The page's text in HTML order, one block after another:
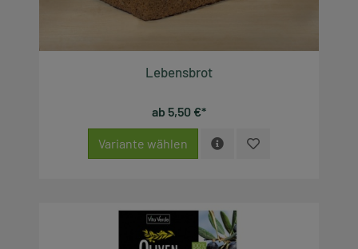
Lebensbrot
ab 5,50 €*
Variante wählen